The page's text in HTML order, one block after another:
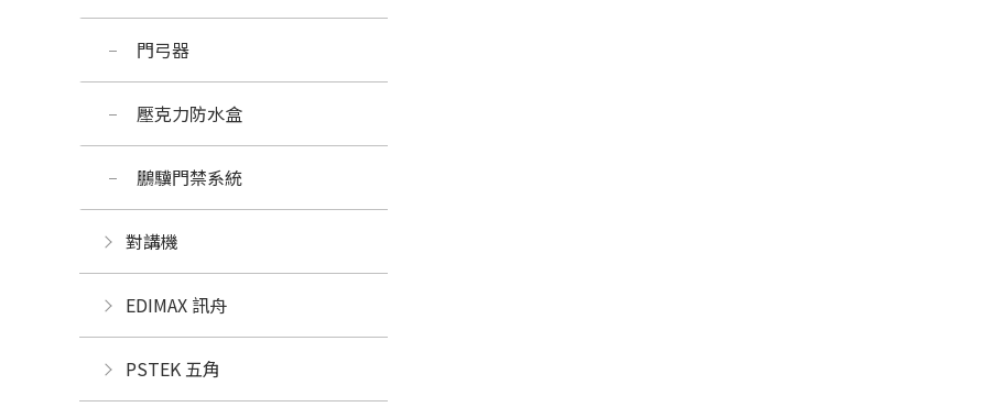
門弓器
壓克力防水盒
鵬驥門禁系統
對講機
EDIMAX 訊舟
PSTEK 五角